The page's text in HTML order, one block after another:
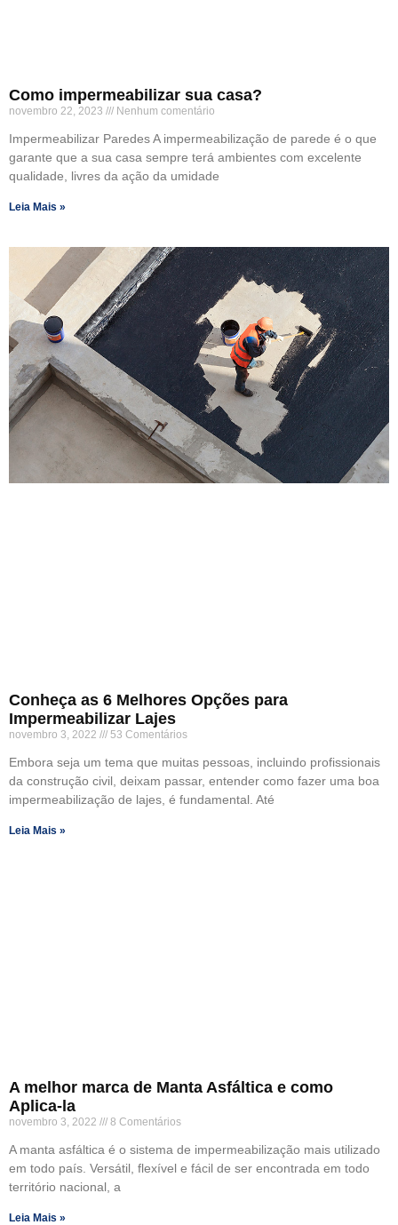
Como impermeabilizar sua casa?
novembro 22, 2023 Nenhum comentário
Impermeabilizar Paredes A impermeabilização de parede é o que
garante que a sua casa sempre terá ambientes com excelente
qualidade, livres da ação da umidade
Leia Mais »
Conheça as 6 Melhores Opções para
Impermeabilizar Lajes
novembro 3, 2022 53 Comentários
Embora seja um tema que muitas pessoas, incluindo profissionais
da construção civil, deixam passar, entender como fazer uma boa
impermeabilização de lajes, é fundamental. Até
Leia Mais »
A melhor marca de Manta Asfáltica e como
Aplica-la
novembro 3, 2022 8 Comentários
A manta asfáltica é o sistema de impermeabilização mais utilizado
em todo país. Versátil, flexível e fácil de ser encontrada em todo
território nacional, a
Leia Mais »